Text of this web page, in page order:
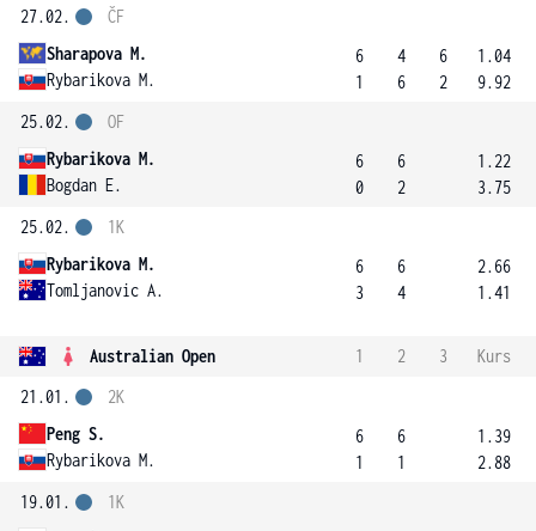
27.02.
Sharapova M.
Rybarikova M.
ČF
6
1
4
6
6
2
1.04
9.92
25.02.
Rybarikova M.
Bogdan E.
OF
6
0
6
2
1.22
3.75
25.02.
Rybarikova M.
Tomljanovic A.
1K
6
3
6
4
2.66
1.41
Australian Open 1 2 3
Kurs
21.01.
Peng S.
Rybarikova M.
2K
6
1
6
1
1.39
2.88
19.01.
1K